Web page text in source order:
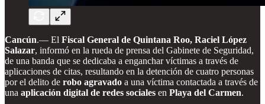
Cancún.— El Fiscal General de Quintana Roo, Raciel López
Salazar, informó en la rueda de prensa del Gabinete de Seguridad,
de una banda que se dedicaba a enganchar víctimas a través de
aplicaciones de citas, resultando en la detención de cuatro personas
por el delito de robo agravado a una víctima contactada a través de
una aplicación digital de redes sociales en Playa del Carmen.